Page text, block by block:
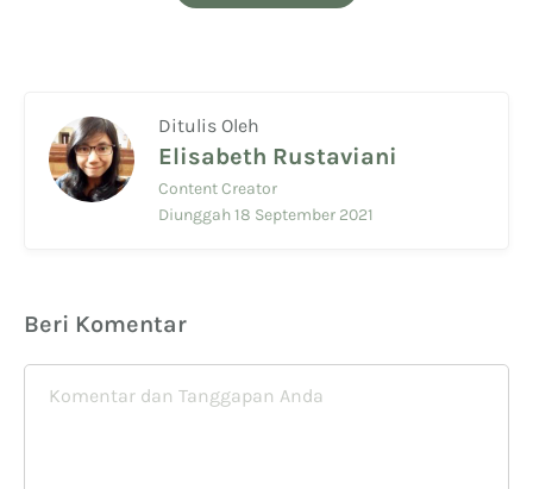
Ditulis Oleh
Elisabeth Rustaviani
Content Creator
Diunggah 18 September 2021
Beri Komentar